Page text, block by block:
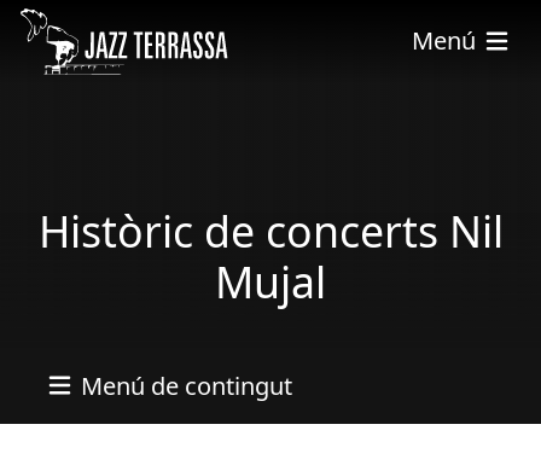
Vés al contingut
Menú
Històric de concerts Nil
Mujal
Menú de contingut